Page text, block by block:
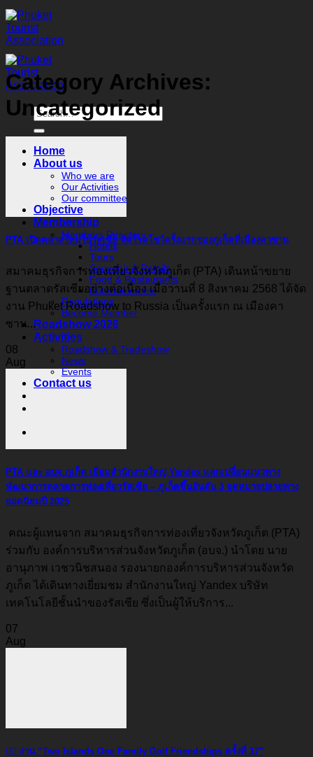
Skip
to
content
Home
About us
Who we are
Our Activities
Our committee
Objective
Membership
Members Directory
Hotels
Tours
Souvenir & Retails
Food & Restaurants
Entertainments
Regulations
Become Member
Roadshow 2026
Activities
Roadshow & Tradeshow
News
Events
Contact us
Category Archives:
Uncategorized
PTA เปิดตลาดใหม่ในรัสเซีย จัดโรดโชว์ครั้งแรกของภูเก็ตที่เมืองคาซาน
สมาคมธุรกิจการท่องเที่ยวจังหวัดภูเก็ต (PTA) เดินหน้าขยาย
ฐานตลาดรัสเซียอย่างต่อเนื่อง เมื่อวานที่ 8 สิงหาคม 2568 ได้จัด
งาน Phuket Roadshow to Russia เป็นครั้งแรก ณ เมืองคา
ซาน...
08
Aug
PTA และ อบจ.ภูเก็ต เยี่ยมสำนักงานใหญ่ Yandex แลกเปลี่ยนแนวทาง
พัฒนาการตลาดการท่องเที่ยวรัสเซีย – ภูเก็ตขึ้นอันดับ 3 จุดหมายปลายทาง
ยอดนิยมปี 2025
คณะผู้แทนจาก สมาคมธุรกิจการท่องเที่ยวจังหวัดภูเก็ต (PTA)
ร่วมกับ องค์การบริหารส่วนจังหวัดภูเก็ต (อบจ.) นำโดย นาย
อานุภาพ เวชวนิชสนอง รองนายกองค์การบริหารส่วนจังหวัด
ภูเก็ต ได้เดินทางเยี่ยมชม สำนักงานใหญ่ Yandex บริษัท
เทคโนโลยีชั้นนำของรัสเซีย ซึ่งเป็นผู้ให้บริการ...
07
Aug
🏌️‍♂️ งาน “Two Islands One Family Golf Friendships ครั้งที่ 17”